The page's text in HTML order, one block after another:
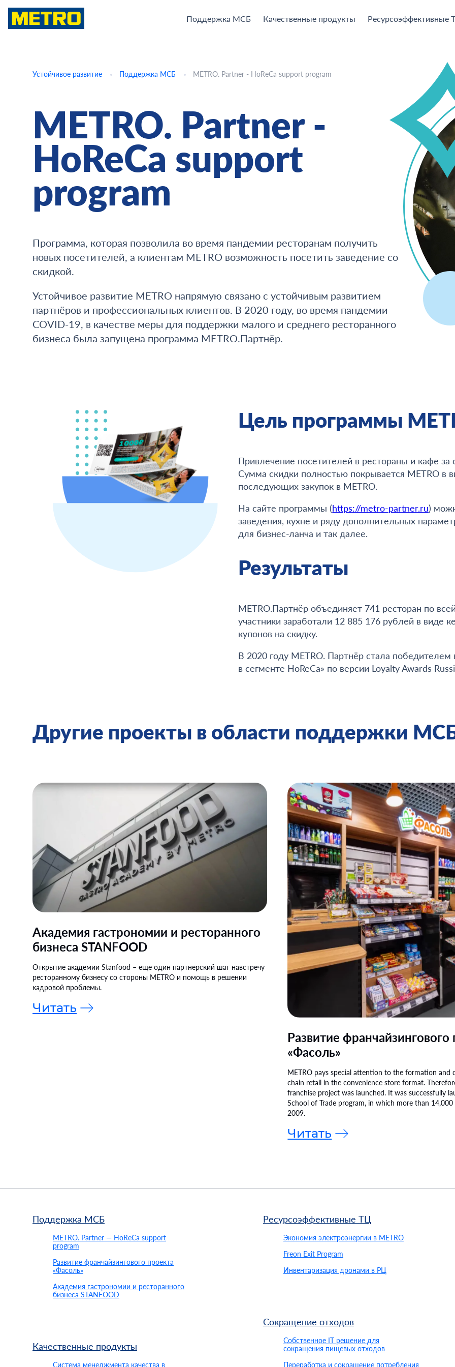
Поддержка МСБ Качественные продукты Ресурсоэффективные
Устойчивое развитие Поддержка МСБ METRO. Partner - HoReCa support program
METRO. Partner -
HoReCa support
program
Программа, которая позволила во время пандемии ресторанам получить
новых посетителей, а клиентам METRO возможность посетить заведение со
скидкой.
Устойчивое развитие METRO напрямую связано с устойчивым развитием
партнёров и профессиональных клиентов. В 2020 году, во время пандемии
COVID-19, в качестве меры для поддержки малого и среднего ресторанного
бизнеса была запущена программа METRO.Партнёр.
Цель программы
Привлечение посетителей в рестораны и кафе
Сумма скидки полностью покрывается METRO в
последующих закупок в METRO.
На сайте программы (https://metro-partner.ru)
заведения, кухне и ряду дополнительных
для бизнес-ланча и так далее.
Результаты
METRO.Партнёр объединяет 741 ресторан по
участники заработали 12 885 176 рублей в виде
купонов на скидку.
В 2020 году METRO. Партнёр стала
в сегменте HoReCa» по версии Loyalty Awards
Другие проекты в области поддержки
Академия гастрономии и ресторанного
бизнеса STANFOOD
Открытие академии Stanfood – еще один партнерский шаг навстречу
ресторанному бизнесу со стороны METRO и помощь в решении
кадровой проблемы.
Читать
Развитие франчайзингового
«Фасоль»
METRO pays special attention to the formation and
chain retail in the convenience store format.
franchise project was launched. It was successfully
School of Trade program, in which more than
2009.
Читать
Поддержка МСБ
METRO. Partner — HoReCa support
program
Развитие франчайзингового проекта
«Фасоль»
Академия гастрономии и ресторанного
бизнеса STANFOOD
Качественные продукты
Система менеджмента качества в
Ресурсоэффективные ТЦ
Экономия электроэнергии в METRO
Freon Exit Program
Инвентаризация дронами в РЦ
Сокращение отходов
Собственное IT решение для
сокращения пищевых отходов
Переработка и сокращение потребления